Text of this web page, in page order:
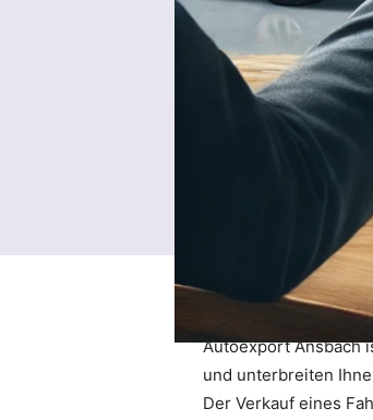
Autoexport Ansbach
und unterbreiten
Der Verkauf eines